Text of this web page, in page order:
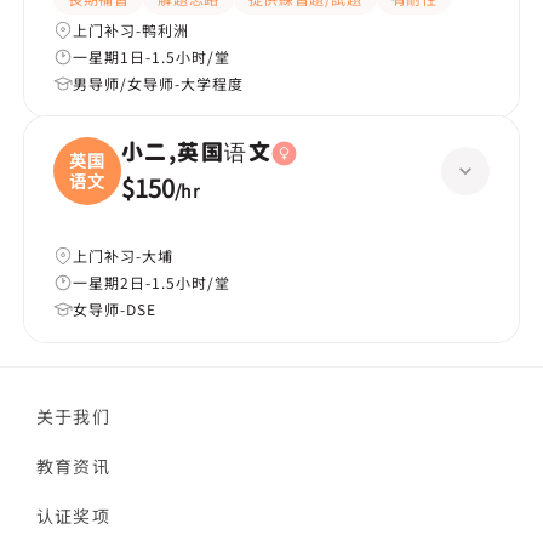
上门补习-鸭利洲
一星期1日-1.5小时/堂
男导师/女导师-大学程度
英国
语文
小二,英国语文
$150/hr
上门补习-大埔
一星期2日-1.5小时/堂
女导师-DSE
关于我们
教育资讯
认证奖项